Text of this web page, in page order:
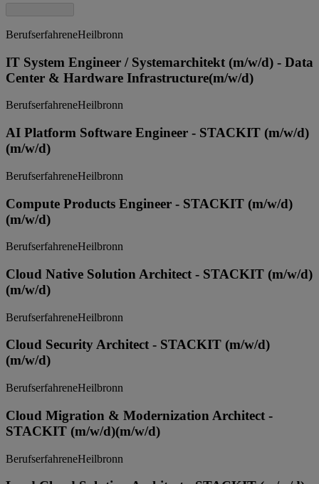
BerufserfahreneHeilbronn
IT System Engineer / Systemarchitekt (m/w/d) - Data
Center & Hardware Infrastructure(m/w/d)
BerufserfahreneHeilbronn
AI Platform Software Engineer - STACKIT (m/w/d)
(m/w/d)
BerufserfahreneHeilbronn
Compute Products Engineer - STACKIT (m/w/d)
(m/w/d)
BerufserfahreneHeilbronn
Cloud Native Solution Architect - STACKIT (m/w/d)
(m/w/d)
BerufserfahreneHeilbronn
Cloud Security Architect - STACKIT (m/w/d)
(m/w/d)
BerufserfahreneHeilbronn
Cloud Migration & Modernization Architect -
STACKIT (m/w/d)(m/w/d)
BerufserfahreneHeilbronn